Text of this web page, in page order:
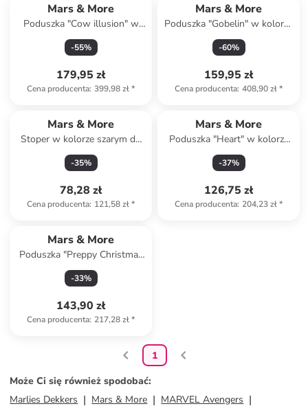
Mars & More
Poduszka "Cow illusion" w
kolorze beżowo-czarnym - 45
x 45 cm
-55%
179,95 zł
Cena producenta: 399,98 zł*
Mars & More
Poduszka "Gobelin" w kolorze
szaro-beżowym - 45 x 45 cm
-60%
159,95 zł
Cena producenta: 408,90 zł*
Mars & More
Stoper w kolorze szarym do
drzwi - 18 x 18 cm
-35%
78,28 zł
Cena producenta: 121,58 zł*
Mars & More
Poduszka "Heart" w kolorze
jasnobrązowym - 50 x 50 cm
-37%
126,75 zł
Cena producenta: 204,23 zł*
Mars & More
Poduszka "Preppy Christmas
Dog" ze wzorem - 45 x 45 cm
-33%
143,90 zł
Cena producenta: 217,28 zł*
1
Może Ci się również spodobać:
Marlies Dekkers
Mars & More
MARVEL Avengers